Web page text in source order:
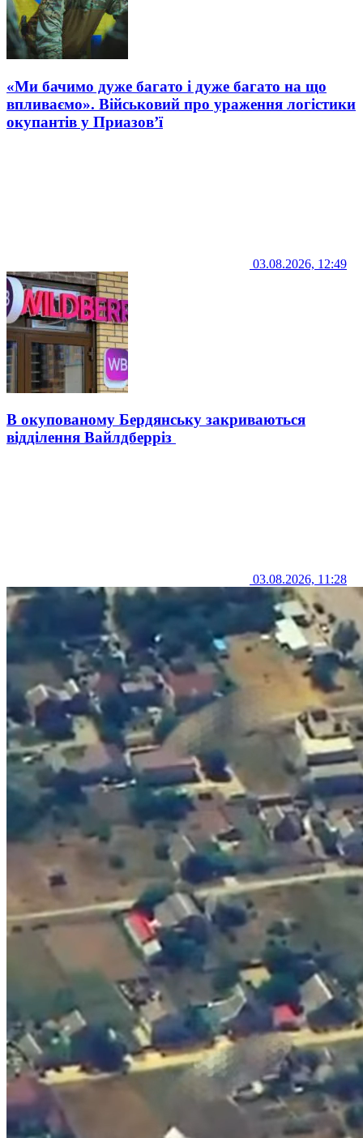
«Ми бачимо дуже багато і дуже багато на що
впливаємо». Військовий про ураження логістики
окупантів у Приазов’ї
03.08.2026, 12:49
В окупованому Бердянську закриваються
відділення Вайлдберріз
03.08.2026, 11:28